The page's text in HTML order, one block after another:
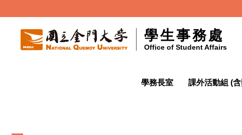
學生事務處
Office of Student Affairs
學務長室 課外活動組 (